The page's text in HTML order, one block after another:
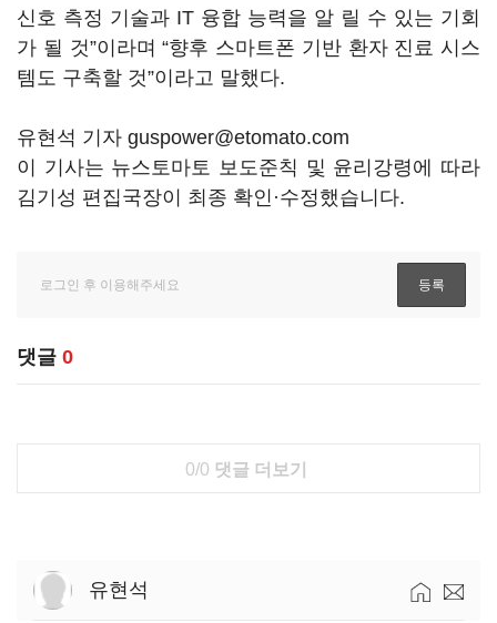
신호 측정 기술과 IT 융합 능력을 알 릴 수 있는 기회
가 될 것”이라며 “향후 스마트폰 기반 환자 진료 시스
템도 구축할 것”이라고 말했다.
유현석 기자 guspower@etomato.com
이 기사는 뉴스토마토 보도준칙 및 윤리강령에 따라
김기성 편집국장이 최종 확인·수정했습니다.
댓글 0
0/0 댓글 더보기
유현석